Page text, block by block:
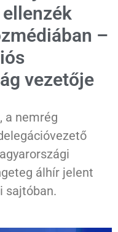
–
vezetője
a nemrég
álhír jelent
sajtóban.